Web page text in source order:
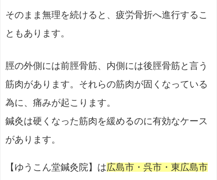
そのまま無理を続けると、疲労骨折へ進行するこ
ともあります。
脛の外側には前脛骨筋、内側には後脛骨筋と言う
筋肉があります。それらの筋肉が固くなっている
為に、痛みが起こります。
鍼灸は硬くなった筋肉を緩めるのに有効なケース
があります。
【ゆうこん堂鍼灸院】は広島市・呉市・東広島市